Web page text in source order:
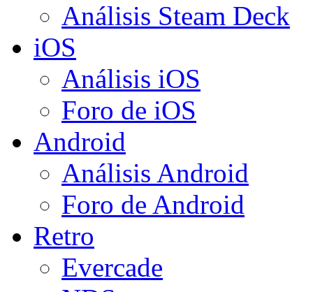
Análisis Steam Deck
iOS
Análisis iOS
Foro de iOS
Android
Análisis Android
Foro de Android
Retro
Evercade